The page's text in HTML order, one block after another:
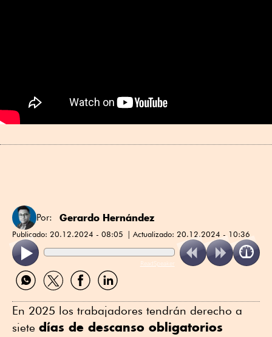
Por: Gerardo Hernández
Publicado: 20.12.2024 - 08:05 Actualizado: 20.12.2024 - 10:36
ReadSpeaker
Compartir
por
Compartir
por
Compartir
por
Compartir
por
En 2025 los trabajadores tendrán derecho a
siete días de descanso obligatorios